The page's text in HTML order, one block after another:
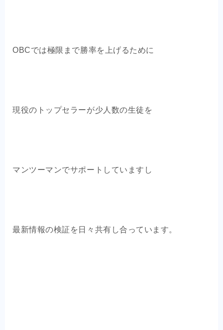
OBCでは極限まで勝率を上げるために
現役のトップセラーが少人数の生徒を
マンツーマンでサポートしていますし
最新情報の検証を日々共有し合っています。